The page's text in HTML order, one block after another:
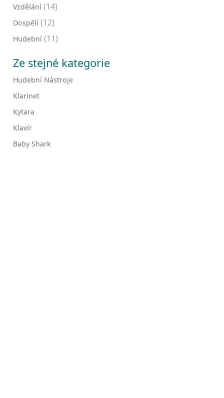
Vzdělání (14)
Dospělí (12)
Hudební (11)
Ze stejné kategorie
Hudební Nástroje
Klarinet
Kytara
Klavír
Baby Shark